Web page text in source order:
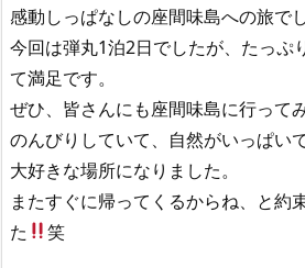
感動しっぱなしの座間味島への旅でし
今回は弾丸1泊2日でしたが、たっぷ
て満足です。
ぜひ、皆さんにも座間味島に行って
のんびりしていて、自然がいっぱい
大好きな場所になりました。
またすぐに帰ってくるからね、と約
た
笑